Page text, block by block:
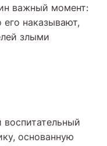
важный момент:
его наказывают,
злыми
основанную